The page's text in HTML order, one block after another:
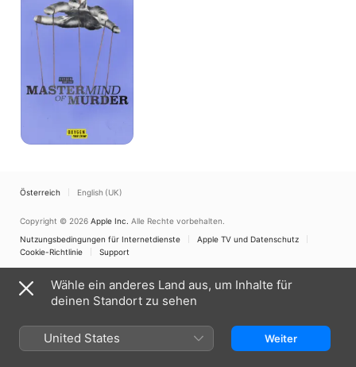
Murder
Österreich English (UK)
Copyright © 2026 Apple Inc. Alle Rechte vorbehalten.
Nutzungsbedingungen für Internetdienste
Apple TV und Datenschutz
Cookie-Richtlinie
Support
Wähle ein anderes Land aus, um Inhalte für
deinen Standort zu sehen
United States Weiter